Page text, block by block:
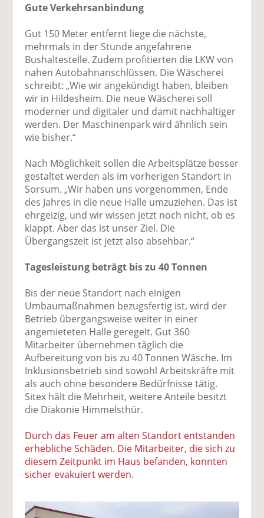
Gute Verkehrsanbindung
Gut 150 Meter entfernt liege die nächste,
mehrmals in der Stunde angefahrene
Bushaltestelle. Zudem profitierten die LKW von
nahen Autobahnanschlüssen. Die Wäscherei
schreibt: „Wie wir angekündigt haben, bleiben
wir in Hildesheim. Die neue Wäscherei soll
moderner und digitaler und damit nachhaltiger
werden. Der Maschinenpark wird ähnlich sein
wie bisher.“
Nach Möglichkeit sollen die Arbeitsplätze besser
gestaltet werden als im vorherigen Standort in
Sorsum. „Wir haben uns vorgenommen, Ende
des Jahres in die neue Halle umzuziehen. Das ist
ehrgeizig, und wir wissen jetzt noch nicht, ob es
klappt. Aber das ist unser Ziel. Die
Übergangszeit ist jetzt also absehbar.“
Tagesleistung beträgt bis zu 40 Tonnen
Bis der neue Standort nach einigen
Umbaumaßnahmen bezugsfertig ist, wird der
Betrieb übergangsweise weiter in einer
angemieteten Halle geregelt. Gut 360
Mitarbeiter übernehmen täglich die
Aufbereitung von bis zu 40 Tonnen Wäsche. Im
Inklusionsbetrieb sind sowohl Arbeitskräfte mit
als auch ohne besondere Bedürfnisse tätig.
Sitex hält die Mehrheit, weitere Anteile besitzt
die Diakonie Himmelsthür.
Durch das Feuer am alten Standort entstanden
erhebliche Schäden. Die Mitarbeiter, die sich zu
diesem Zeitpunkt im Haus befanden, konnten
sicher evakuiert werden.